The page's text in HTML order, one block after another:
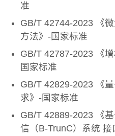
准
GB/T 42744-2023 《
方法》-国家标准
GB/T 42787-2023 《
国家标准
GB/T 42829-2023 《
求》-国家标准
GB/T 42889-2023 《
信（B-TrunC）系统 接